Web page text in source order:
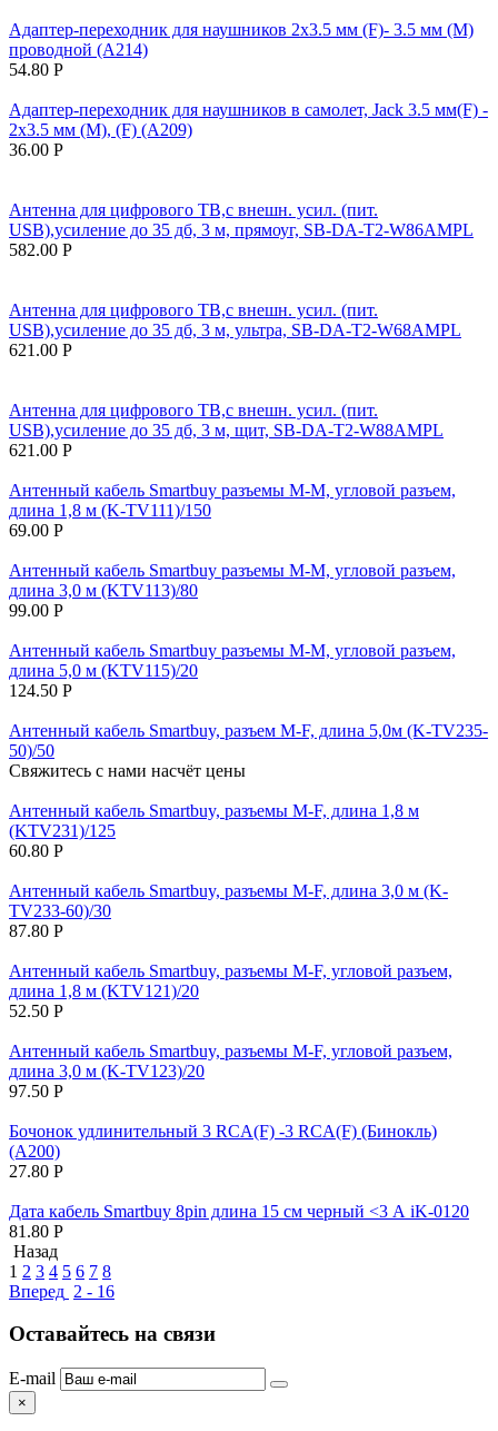
Адаптер-переходник для наушников 2х3.5 мм (F)- 3.5 мм (M)
проводной (A214)
54.80 Р
Адаптер-переходник для наушников в самолет, Jack 3.5 мм(F) -
2х3.5 мм (M), (F) (A209)
36.00 Р
Антенна для цифрового ТВ,с внешн. усил. (пит.
USB),усиление до 35 дб, 3 м, прямоуг, SB-DA-T2-W86AMPL
582.00 Р
Антенна для цифрового ТВ,с внешн. усил. (пит.
USB),усиление до 35 дб, 3 м, ультра, SB-DA-T2-W68AMPL
621.00 Р
Антенна для цифрового ТВ,с внешн. усил. (пит.
USB),усиление до 35 дб, 3 м, щит, SB-DA-T2-W88AMPL
621.00 Р
Антенный кабель Smartbuy разъемы M-M, угловой разъем,
длина 1,8 м (K-TV111)/150
69.00 Р
Антенный кабель Smartbuy разъемы M-M, угловой разъем,
длина 3,0 м (KTV113)/80
99.00 Р
Антенный кабель Smartbuy разъемы M-M, угловой разъем,
длина 5,0 м (KTV115)/20
124.50 Р
Антенный кабель Smartbuy, разъем M-F, длина 5,0м (K-TV235-
50)/50
Свяжитесь с нами насчёт цены
Антенный кабель Smartbuy, разъемы M-F, длина 1,8 м
(KTV231)/125
60.80 Р
Антенный кабель Smartbuy, разъемы M-F, длина 3,0 м (K-
TV233-60)/30
87.80 Р
Антенный кабель Smartbuy, разъемы M-F, угловой разъем,
длина 1,8 м (KTV121)/20
52.50 Р
Антенный кабель Smartbuy, разъемы M-F, угловой разъем,
длина 3,0 м (K-TV123)/20
97.50 Р
Бочонок удлинительный 3 RCA(F) -3 RCA(F) (Бинокль)
(A200)
27.80 Р
Дата кабель Smartbuy 8pin длина 15 см черный <3 А iK-0120
81.80 Р
Назад
1 2 3 4 5 6 7 8
Вперед 2 - 16
Оставайтесь на связи
E-mail
×